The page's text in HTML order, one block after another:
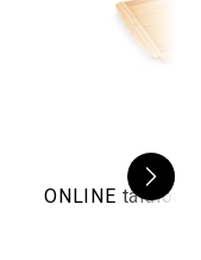
ONLINE